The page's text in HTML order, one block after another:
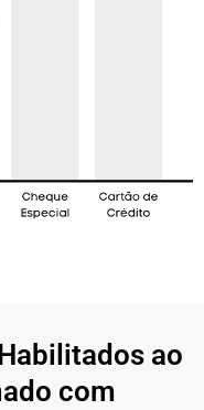
ao
com